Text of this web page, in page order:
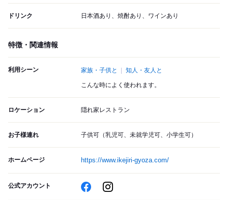
ドリンク 日本酒あり、焼酎あり、ワインあり
特徴・関連情報
利用シーン 家族・子供と 知人・友人と
こんな時によく使われます。
ロケーション 隠れ家レストラン
お子様連れ 子供可（乳児可、未就学児可、小学生可）
ホームページ https://www.ikejiri-gyoza.com/
公式アカウント